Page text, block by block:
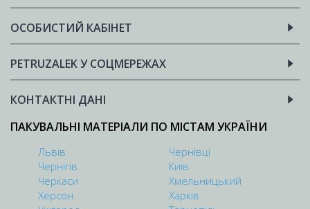
ОСОБИСТИЙ КАБІНЕТ
PETRUZALEK У СОЦМЕРЕЖАХ
КОНТАКТНІ ДАНІ
ПАКУВАЛЬНІ МАТЕРІАЛИ ПО МІСТАМ УКРАЇНИ
Львів
Чернівці
Чернігів
Київ
Черкаси
Хмельницький
Херсон
Харків